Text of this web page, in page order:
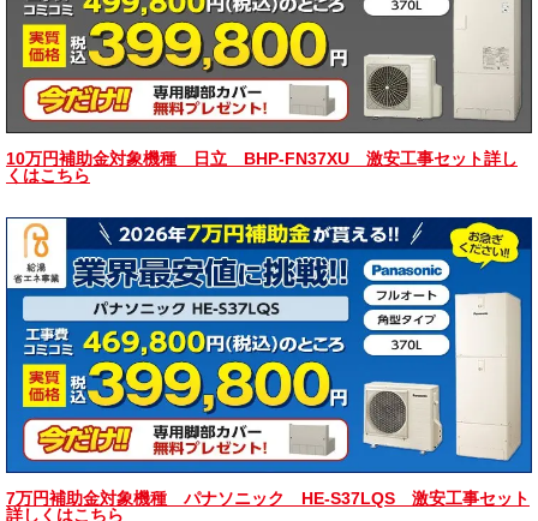
10万円補助金対象機種 日立 BHP-FN37XU 激安工事セット詳し
くはこちら
7万円補助金対象機種 パナソニック HE-S37LQS 激安工事セット
詳しくはこちら